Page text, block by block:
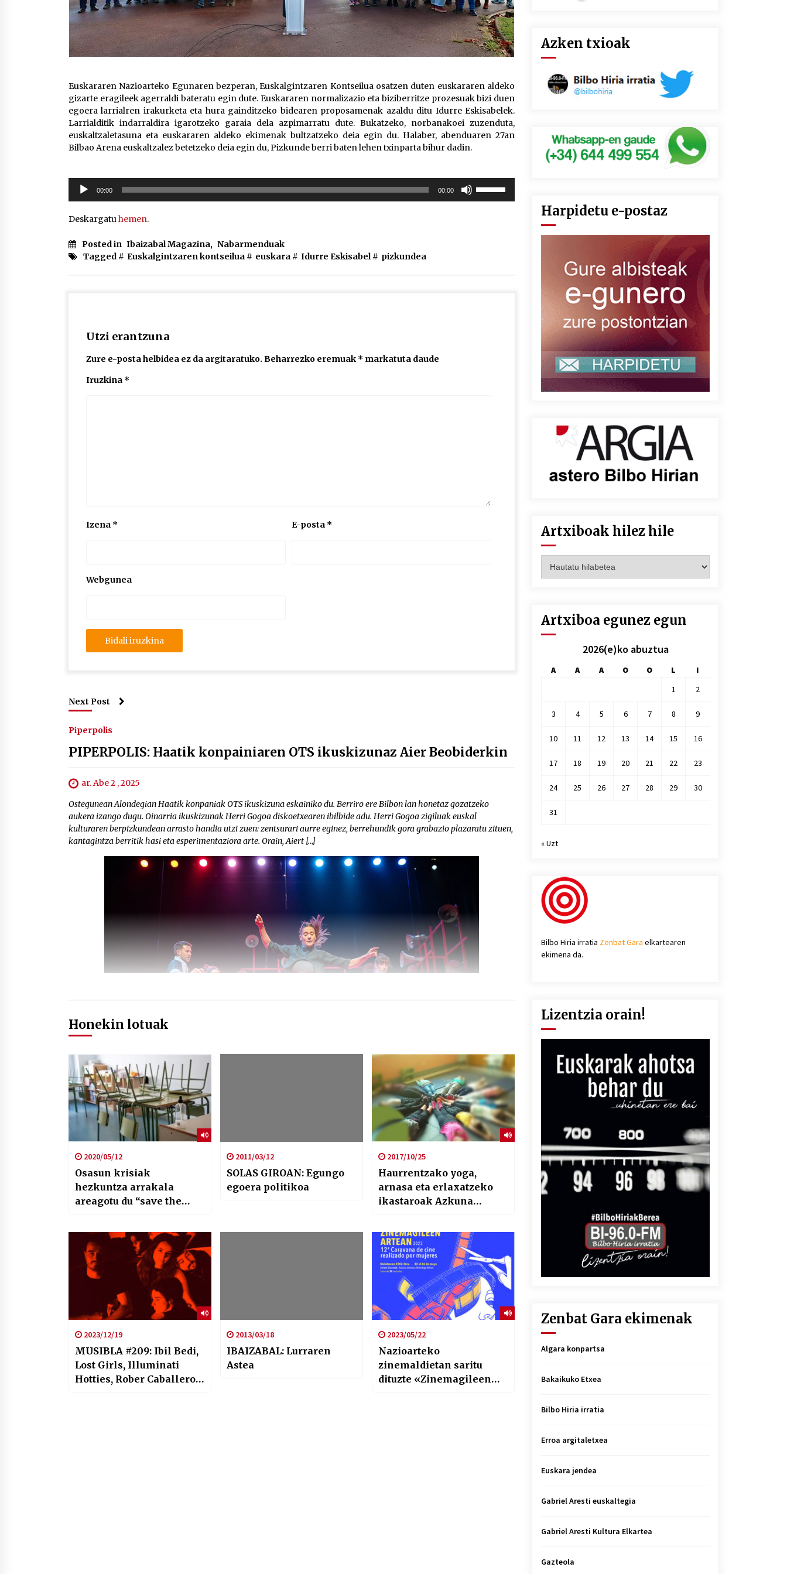
Euskararen Nazioarteko Egunaren bezperan, Euskalgintzaren Kontseilua osatzen duten euskararen aldeko
gizarte eragileek agerraldi bateratu egin dute. Euskararen normalizazio eta biziberritze prozesuak bizi duen
egoera larrialren irakurketa eta hura gainditzeko bidearen proposamenak azaldu ditu Idurre Eskisabelek.
Larrialditik indarraldira igarotzeko garaia dela azpimarratu dute. Bukatzeko, norbanakoei zuzenduta,
euskaltzaletasuna eta euskararen aldeko ekimenak bultzatzeko deia egin du. Halaber, abenduaren 27an
Bilbao Arena euskaltzalez betetzeko deia egin du, Pizkunde berri baten lehen txinparta bihur dadin.
Soinu
erreproduzigailua
00:00 00:00
Deskargatuhemen.
Posted in Ibaizabal Magazina, Nabarmenduak
Tagged # Euskalgintzaren kontseilua # euskara # Idurre Eskisabel# pizkundea
Utzi erantzuna
Zure e-posta helbidea ez da argitaratuko. Beharrezko eremuak * markatuta daude
Iruzkina *
Izena * E-posta *
Webgunea
Next Post
Piperpolis
PIPERPOLIS: Haatik konpainiaren OTS ikuskizunaz Aier Beobiderkin
ar. Abe 2 , 2025
Ostegunean Alondegian Haatik konpaniak OTS ikuskizuna eskainiko du. Berriro ere Bilbon lan honetaz gozatzeko
aukera izango dugu. Oinarria ikuskizunak Herri Gogoa diskoetxearen ibilbide adu. Herri Gogoa zigiluak euskal
kulturaren berpizkundean arrasto handia utzi zuen: zentsurari aurre eginez, berrehundik gora grabazio plazaratu zituen,
kantagintza berritik hasi eta esperimentaziora arte. Orain, Aiert […]
Honekin lotuak
2020/05/12
Osasun krisiak
hezkuntza arrakala
areagotu du “save the
arabera
2011/03/12
SOLAS GIROAN: Egungo
egoera politikoa
2017/10/25
Haurrentzako yoga,
arnasa eta erlaxatzeko
ikastaroak Azkuna
2023/12/19
MUSIBLA #209: Ibil Bedi,
Lost Girls, Illuminati
Hotties, Rober Caballero,
2013/03/18
IBAIZABAL: Lurraren
Astea
2023/05/22
Nazioarteko
zinemaldietan saritu
dituzte «Zinemagileen
Azken txioak
Harpidetu e-postaz
Artxiboak hilez hile
hilez
Artxiboa egunez egun
2026(e)ko abuztua
A A A O O L
I
1
2
3 4 5 6 7 8 9
10 11 12 13 14 15 16
17 18 19 20 21 22 23
24 25 26 27 28 29 30
31
« Uzt
Bilbo Hiria irratia Zenbat Gara elkartearen
ekimena da.
Lizentzia orain!
Zenbat Gara ekimenak
Algara konpartsa
Bakaikuko Etxea
Bilbo Hiria irratia
Erroa argitaletxea
Euskara jendea
Gabriel Aresti euskaltegia
Gabriel Aresti Kultura Elkartea
Gazteola